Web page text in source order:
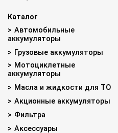
Каталог
Автомобильные
аккумуляторы
Грузовые аккумуляторы
Мотоциклетные
аккумуляторы
Масла и жидкости для ТО
Акционные аккумуляторы
Фильтра
Аксессуары